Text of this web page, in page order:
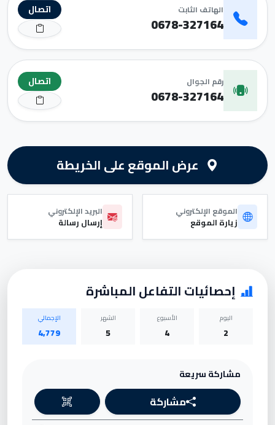
الهاتف الثابت
0678-327164
اتصال
رقم الجوال
0678-327164
اتصال
عرض الموقع على الخريطة
الموقع الإلكتروني
زيارة الموقع
البريد الإلكتروني
إرسال رسالة
إحصائيات التفاعل المباشرة
اليوم
2
الأسبوع
4
الشهر
5
الإجمالي
4,779
مشاركة سريعة
مشاركة